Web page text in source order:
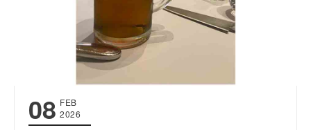
08 FEB
2026